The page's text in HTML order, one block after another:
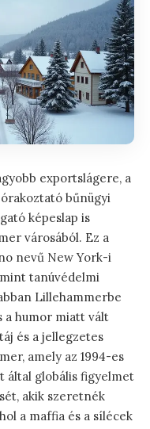
exportslágere, a
bűnügyi
képeslap is
városából. Ez a
nevű New York-i
tanúvédelmi
Lillehammerbe
a humor miatt vált
és a jellegzetes
amely az 1994-es
által globális figyelmet
akik szeretnék
a maffia és a sílécek